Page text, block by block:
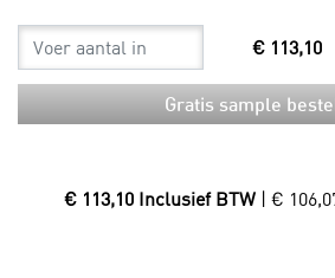
€ 113,10
Gratis sample
€ 113,10 Inclusief BTW | €